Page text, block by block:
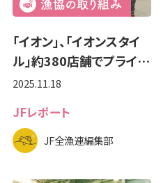
「イオン」、「イオンスタイ
ル」約380店舗でプライ…
2025.11.18
JFレポート
JF全漁連編集部